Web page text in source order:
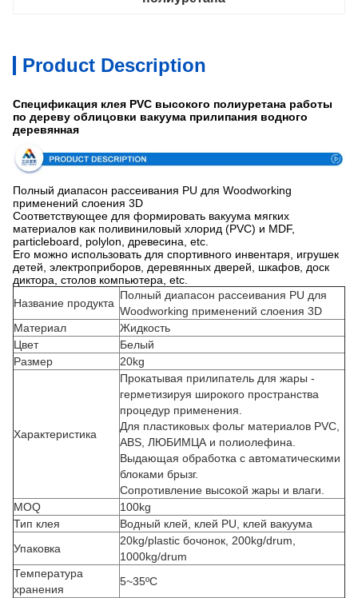
Product Description
Спецификация клея PVC высокого полиуретана работы
по дереву облицовки вакуума прилипания водного
деревянная
Полный диапасон рассеивания PU для Woodworking
применений слоения 3D
Соответствующее для формировать вакуума мягких
материалов как поливиниловый хлорид (PVC) и MDF,
particleboard, polylon, древесина, etc.
Его можно использовать для спортивного инвентаря, игрушек
детей, электроприборов, деревянных дверей, шкафов, доск
диктора, столов компьютера, etc.
Название продукта
Полный диапасон рассеивания PU для
Woodworking применений слоения 3D
Материал
Жидкость
Цвет
Белый
Размер
20kg
Характеристика
Прокатывая прилипатель для жары -
герметизируя широкого пространства
процедур применения.
Для пластиковых фольг материалов PVC,
ABS, ЛЮБИМЦА и полиолефина.
Выдающая обработка с автоматическими
блоками брызг.
Сопротивление высокой жары и влаги.
MOQ
100kg
Тип клея
Водный клей, клей PU, клей вакуума
Упаковка
20kg/plastic бочонок, 200kg/drum,
1000kg/drum
Температура
хранения
5~35ºC